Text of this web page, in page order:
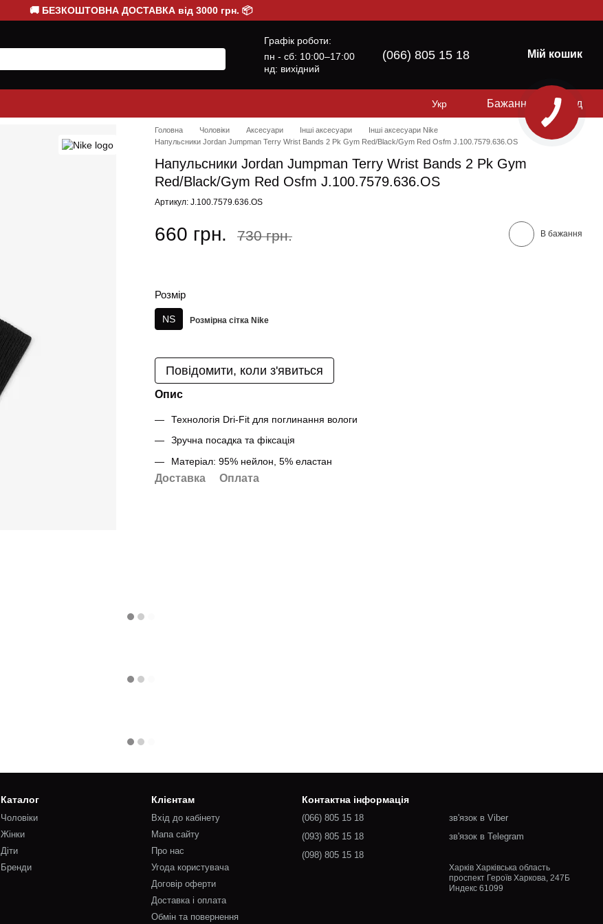
🚚 БЕЗКОШТОВНА ДОСТАВКА від 3000 грн. 📦
Графік роботи:
пн - сб: 10:00–17:00
нд: вихідний
(066) 805 15 18 Мій кошик
Укр Бажання Вхід
Головна Чоловіки Аксесуари Інші аксесуари
Інші аксесуари Nike
Напульсники Jordan Jumpman Terry Wrist Bands 2 Pk Gym Red/Black/Gym Red Osfm J.100.7579.636.OS
Напульсники Jordan Jumpman Terry Wrist Bands 2 Pk Gym
Red/Black/Gym Red Osfm J.100.7579.636.OS
Артикул: J.100.7579.636.OS
660 грн. 730 грн. В бажання
Розмір
NS Розмірна сітка Nike
Повідомити, коли з'явиться
Опис
Технологія Dri-Fit для поглинання вологи
Зручна посадка та фіксація
Матеріал: 95% нейлон, 5% еластан
Доставка Оплата
Каталог
Чоловіки
Жінки
Діти
Бренди
Клієнтам
Вхід до кабінету
Мапа сайту
Про нас
Угода користувача
Договір оферти
Доставка і оплата
Обмін та повернення
Контактна інформація
(066) 805 15 18
(093) 805 15 18
(098) 805 15 18
зв'язок в Viber
зв'язок в Telegram
Харків Харківська область
проспект Героїв Харкова, 247Б
Индекс 61099